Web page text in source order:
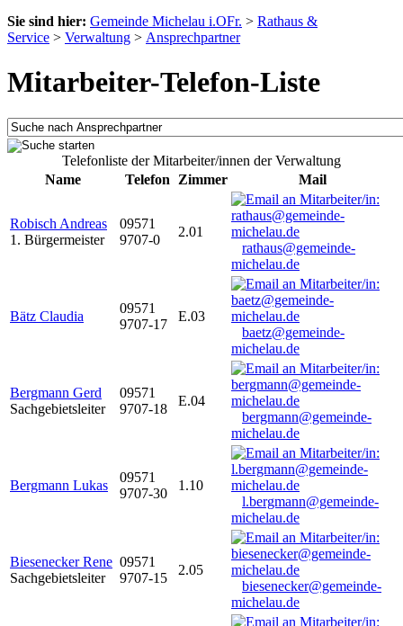
Sie sind hier: Gemeinde Michelau i.OFr. > Rathaus &
Service > Verwaltung > Ansprechpartner
Mitarbeiter-Telefon-Liste
Telefonliste der Mitarbeiter/innen der Verwaltung
Name
Telefon Zimmer Mail
Robisch Andreas
1. Bürgermeister
09571
9707-0
2.01
rathaus@gemeinde-
michelau.de
Bätz Claudia
09571
9707-17
E.03
baetz@gemeinde-
michelau.de
Bergmann Gerd
Sachgebietsleiter
09571
9707-18
E.04
bergmann@gemeinde-
michelau.de
Bergmann Lukas
09571
9707-30
1.10
l.bergmann@gemeinde-
michelau.de
Biesenecker Rene
Sachgebietsleiter
09571
9707-15
2.05
biesenecker@gemeinde-
michelau.de